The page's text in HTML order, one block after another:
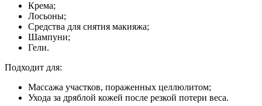
Крема;
Лосьоны;
Средства для снятия макияжа;
Шампуни;
Гели.
Подходит для:
Массажа участков, пораженных целлюлитом;
Ухода за дряблой кожей после резкой потери веса.